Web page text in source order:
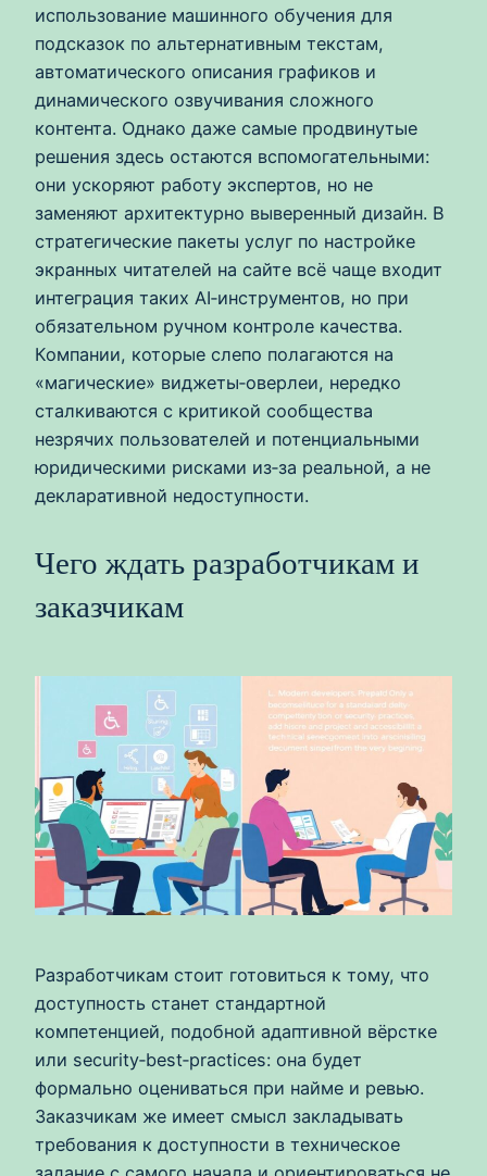
использование машинного обучения для
подсказок по альтернативным текстам,
автоматического описания графиков и
динамического озвучивания сложного
контента. Однако даже самые продвинутые
решения здесь остаются вспомогательными:
они ускоряют работу экспертов, но не
заменяют архитектурно выверенный дизайн. В
стратегические пакеты услуг по настройке
экранных читателей на сайте всё чаще входит
интеграция таких AI‑инструментов, но при
обязательном ручном контроле качества.
Компании, которые слепо полагаются на
«магические» виджеты‑оверлеи, нередко
сталкиваются с критикой сообщества
незрячих пользователей и потенциальными
юридическими рисками из‑за реальной, а не
декларативной недоступности.
Чего ждать разработчикам и
заказчикам
Разработчикам стоит готовиться к тому, что
доступность станет стандартной
компетенцией, подобной адаптивной вёрстке
или security‑best‑practices: она будет
формально оцениваться при найме и ревью.
Заказчикам же имеет смысл закладывать
требования к доступности в техническое